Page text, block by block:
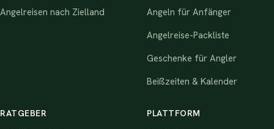
Angelreisen nach Zielland
Angeln für Anfänger
Angelreise-Packliste
Geschenke für Angler
Beißzeiten & Kalender
RATGEBER PLATTFORM